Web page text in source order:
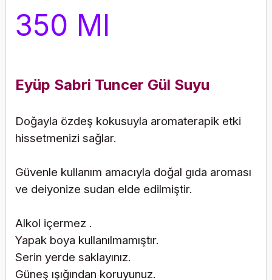
350 Ml
Eyüp Sabri Tuncer Gül Suyu
Doğayla özdeş kokusuyla aromaterapik etki
hissetmenizi sağlar.
Güvenle kullanım amacıyla doğal gıda aroması
ve deiyonize sudan elde edilmiştir.
Alkol içermez .
Yapak boya kullanılmamıştır.
Serin yerde saklayınız.
Güneş ışığından koruyunuz.